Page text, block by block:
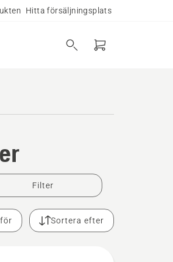
Hitta försäljningsplats
Filter
Sortera efter